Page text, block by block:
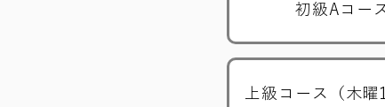
初級Aコー
上級コース（木曜